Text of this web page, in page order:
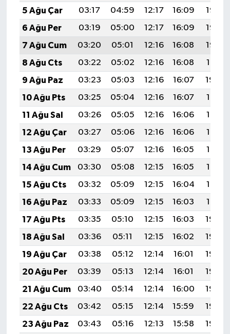
5 Ağu Çar
03:17 04:59 12:17 16:09
19:25
6 Ağu Per
03:19 05:00 12:17 16:09
19:23
7 Ağu Cum
03:20 05:01 12:16 16:08
19:22
8 Ağu Cts
03:22 05:02 12:16 16:08
19:21
9 Ağu Paz
03:23 05:03 12:16 16:07
19:20
10 Ağu Pts
03:25 05:04 12:16 16:07
19:18
11 Ağu Sal
03:26 05:05 12:16 16:06
19:17
12 Ağu Çar
03:27 05:06 12:16 16:06
19:16
13 Ağu Per
03:29 05:07 12:16 16:05
19:15
14 Ağu Cum
03:30 05:08 12:15 16:05
19:13
15 Ağu Cts
03:32 05:09 12:15 16:04
19:12
16 Ağu Paz
03:33 05:09 12:15 16:03
19:10
17 Ağu Pts
03:35 05:10 12:15 16:03
19:09
18 Ağu Sal
03:36 05:11 12:15 16:02
19:08
19 Ağu Çar
03:38 05:12 12:14 16:01
19:06
20 Ağu Per
03:39 05:13 12:14 16:01
19:05
21 Ağu Cum
03:40 05:14 12:14 16:00
19:03
22 Ağu Cts
03:42 05:15 12:14 15:59
19:02
23 Ağu Paz
03:43 05:16 12:13 15:58
19:00